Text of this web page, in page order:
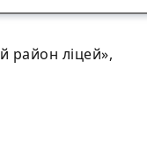
район ліцей»,